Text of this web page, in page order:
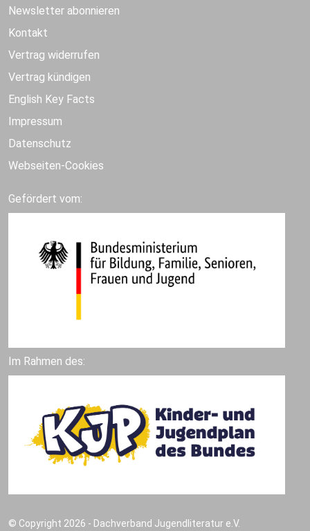
Newsletter abonnieren
Kontakt
Vertrag widerrufen
Vertrag kündigen
English Key Facts
Impressum
Datenschutz
Webseiten-Cookies
Gefördert vom:
Im Rahmen des:
© Copyright 2026 - Dachverband Jugendliteratur e.V.